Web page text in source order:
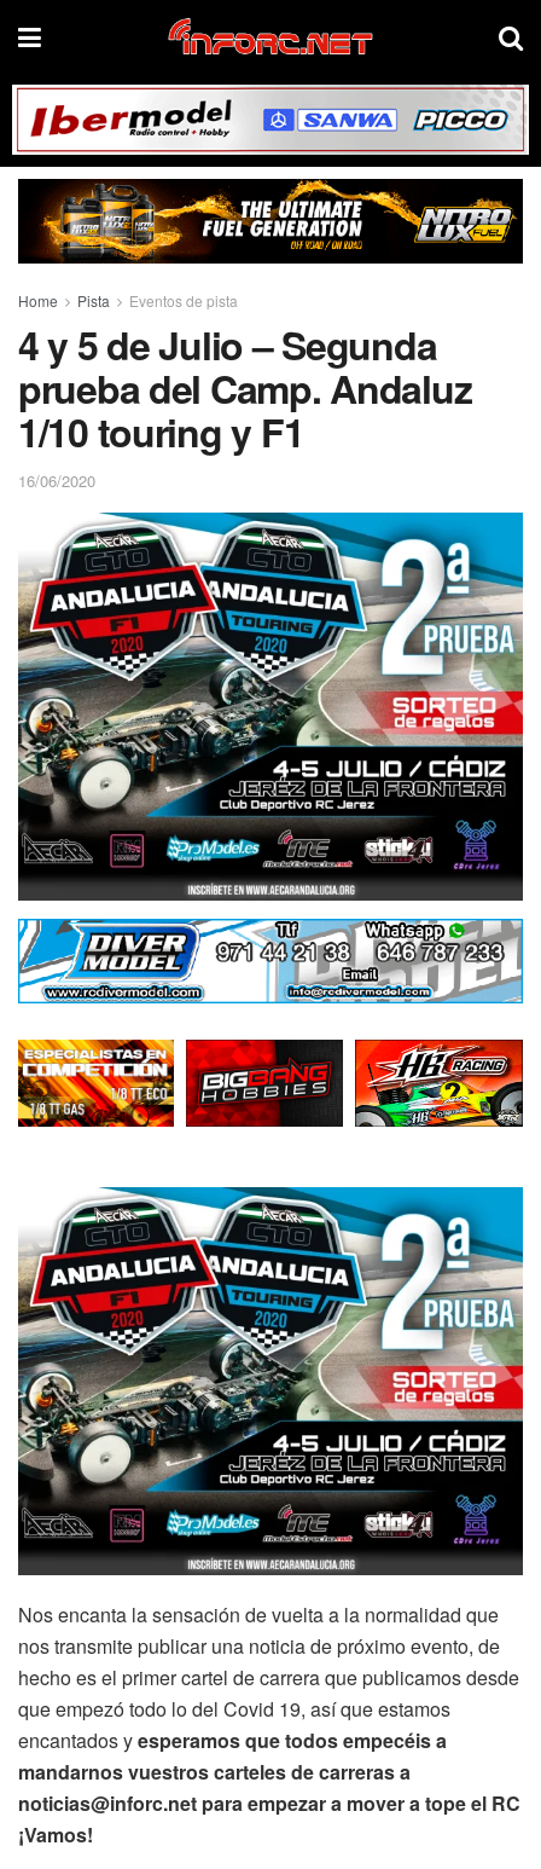
Home Pista Eventos de pista
4 y 5 de Julio – Segunda
prueba del Camp. Andaluz
1/10 touring y F1
16/06/2020
Nos encanta la sensación de vuelta a la normalidad que
nos transmite publicar una noticia de próximo evento, de
hecho es el primer cartel de carrera que publicamos desde
que empezó todo lo del Covid 19, así que estamos
encantados yesperamos que todos empecéis a
mandarnos vuestros carteles de carreras a
noticias@inforc.net para empezar a mover a tope el RC
¡Vamos!